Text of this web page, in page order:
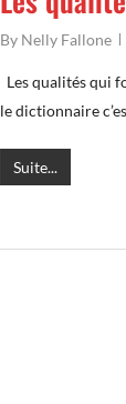
By Nelly Fallone
Les qualités qui
le dictionnaire
Suite...